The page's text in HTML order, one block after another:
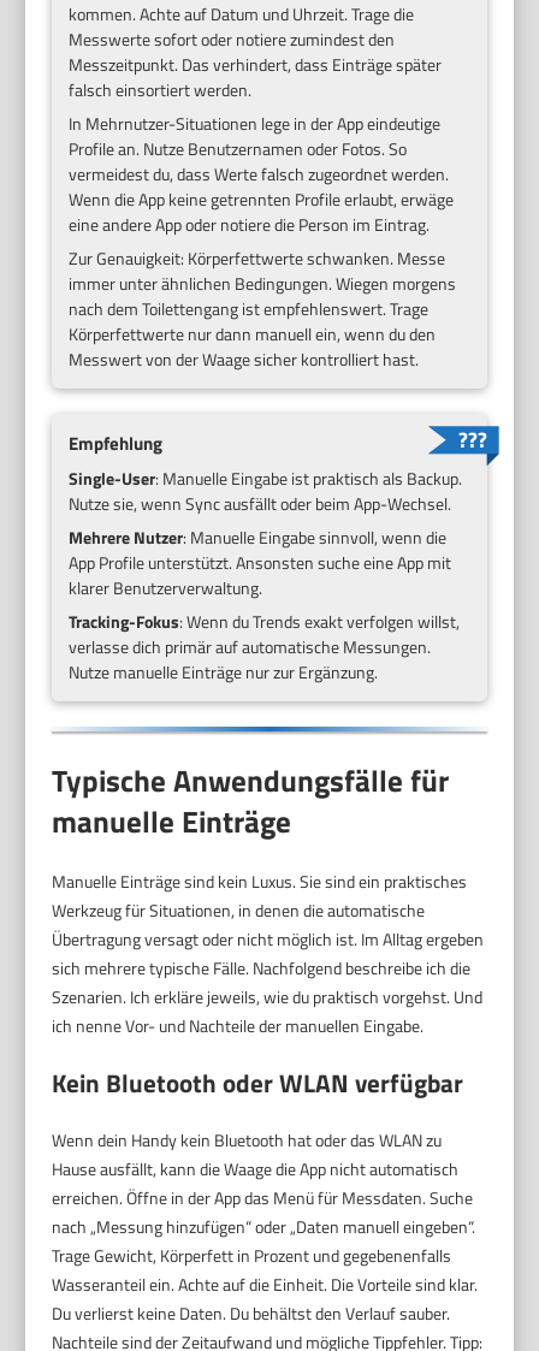
kommen. Achte auf Datum und Uhrzeit. Trage die
Messwerte sofort oder notiere zumindest den
Messzeitpunkt. Das verhindert, dass Einträge später
falsch einsortiert werden.
In Mehrnutzer-Situationen lege in der App eindeutige
Profile an. Nutze Benutzernamen oder Fotos. So
vermeidest du, dass Werte falsch zugeordnet werden.
Wenn die App keine getrennten Profile erlaubt, erwäge
eine andere App oder notiere die Person im Eintrag.
Zur Genauigkeit: Körperfettwerte schwanken. Messe
immer unter ähnlichen Bedingungen. Wiegen morgens
nach dem Toilettengang ist empfehlenswert. Trage
Körperfettwerte nur dann manuell ein, wenn du den
Messwert von der Waage sicher kontrolliert hast.
Empfehlung
Single-User: Manuelle Eingabe ist praktisch als Backup.
Nutze sie, wenn Sync ausfällt oder beim App-Wechsel.
Mehrere Nutzer: Manuelle Eingabe sinnvoll, wenn die
App Profile unterstützt. Ansonsten suche eine App mit
klarer Benutzerverwaltung.
Tracking-Fokus: Wenn du Trends exakt verfolgen willst,
verlasse dich primär auf automatische Messungen.
Nutze manuelle Einträge nur zur Ergänzung.
Typische Anwendungsfälle für
manuelle Einträge
Manuelle Einträge sind kein Luxus. Sie sind ein praktisches
Werkzeug für Situationen, in denen die automatische
Übertragung versagt oder nicht möglich ist. Im Alltag ergeben
sich mehrere typische Fälle. Nachfolgend beschreibe ich die
Szenarien. Ich erkläre jeweils, wie du praktisch vorgehst. Und
ich nenne Vor- und Nachteile der manuellen Eingabe.
Kein Bluetooth oder WLAN verfügbar
Wenn dein Handy kein Bluetooth hat oder das WLAN zu
Hause ausfällt, kann die Waage die App nicht automatisch
erreichen. Öffne in der App das Menü für Messdaten. Suche
nach „Messung hinzufügen“ oder „Daten manuell eingeben“.
Trage Gewicht, Körperfett in Prozent und gegebenenfalls
Wasseranteil ein. Achte auf die Einheit. Die Vorteile sind klar.
Du verlierst keine Daten. Du behältst den Verlauf sauber.
Nachteile sind der Zeitaufwand und mögliche Tippfehler. Tipp: